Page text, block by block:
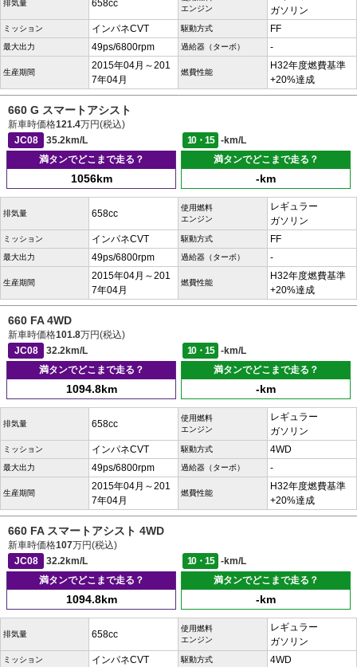
排気量 658cc
エンジン
ガソリン
ミッション インパネCVT 駆動方式 FF
最大出力 49ps/6800rpm 過給器（ターボ） -
生産期間
2015年04月～201
7年04月
燃費性能
H32年度燃費基準
+20%達成
660 G スマートアシスト
新車時価格121.4万円(税込)
JC08
35.2km/L 10・15
-km/L
満タンでどこまで走る？
1056km
満タンでどこまで走る？
-km
排気量 658cc
使用燃料
エンジン
レギュラー
ガソリン
ミッション インパネCVT 駆動方式 FF
最大出力 49ps/6800rpm 過給器（ターボ） -
生産期間
2015年04月～201
7年04月
燃費性能
H32年度燃費基準
+20%達成
660 FA 4WD
新車時価格101.8万円(税込)
JC08
32.2km/L 10・15
-km/L
満タンでどこまで走る？
1094.8km
満タンでどこまで走る？
-km
排気量 658cc
使用燃料
エンジン
レギュラー
ガソリン
ミッション インパネCVT 駆動方式 4WD
最大出力 49ps/6800rpm 過給器（ターボ） -
生産期間
2015年04月～201
7年04月
燃費性能
H32年度燃費基準
+20%達成
660 FA スマートアシスト 4WD
新車時価格107万円(税込)
JC08
32.2km/L 10・15
-km/L
満タンでどこまで走る？
1094.8km
満タンでどこまで走る？
-km
排気量 658cc
使用燃料
エンジン
レギュラー
ガソリン
ミッション インパネCVT 駆動方式 4WD